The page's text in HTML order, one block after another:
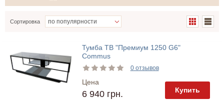
Сортировка
Тумба ТВ "Премиум 1250 G6"
Commus
0 отзывов
Цена
6 940 грн. Купить